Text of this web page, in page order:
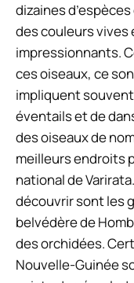
dizaines
des couleurs vives
impressionnants.
ces oiseaux, ce
impliquent souvent
éventails et de
des oiseaux de
meilleurs endroits
national de
découvrir sont les
belvédère de
des orchidées.
Nouvelle-Guinée